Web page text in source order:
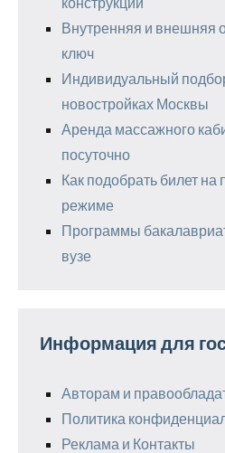
Внутренняя и внешняя
ключ
Индивидуальный
новостройках Москвы
Аренда массажного
посуточно
Как подобрать билет на
режиме
Программы
вузе
Информация для
Авторам и
Политика
Реклама и Контакты